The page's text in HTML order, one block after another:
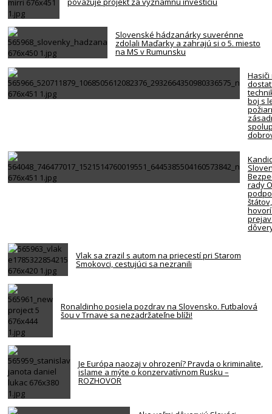
Slovenské hádzanárky suverénne
zdolali Maďarky a zahrajú si o 5. miesto
na MS v Rumunsku
Hasiči
boj s
rady
Vlak sa zrazil s autom na priecestí pri Starom
Smokovci, cestujúci sa nezranili
Ronaldinho posiela pozdrav na Slovensko. Futbalová
šou v Trnave sa nezadržateľne blíži!
Je Európa naozaj v ohrození? Pravda o kriminalite,
islame a mýte o konzervatívnom Rusku –
ROZHOVOR